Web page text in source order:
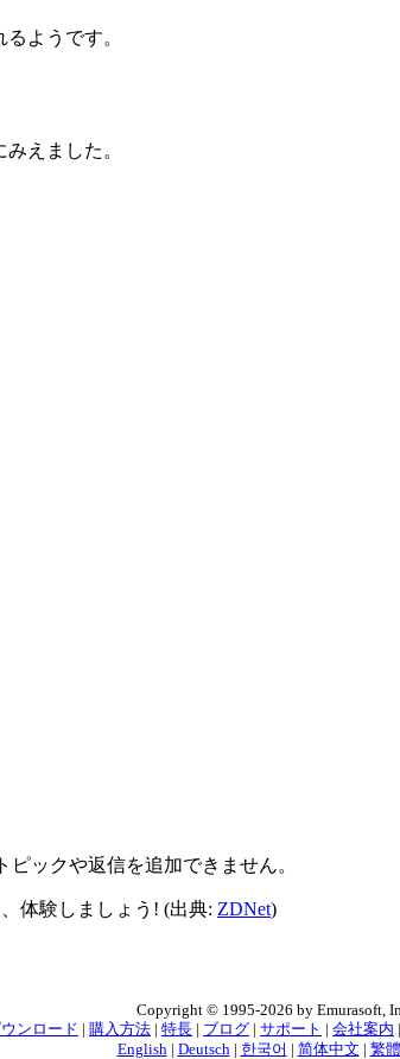
ようです。
えました。
ピックや返信を追加できません。
体験しましょう! (出典: ZDNet)
Copyright © 1995-2026 by Emurasoft,
ンロード
購入方法 特長 ブログ サポート 会社案内
English| Deutsch| 한국어 简体中文 繁